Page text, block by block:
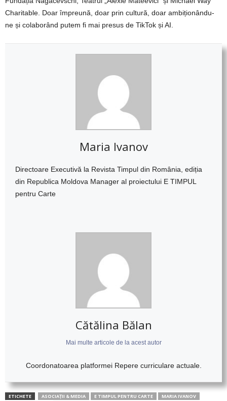
Charitable. Doar împreună, doar prin cultură, doar ambiționându-
ne și colaborând putem fi mai presus de TikTok și AI.
Maria Ivanov
Directoare Executivă la Revista Timpul din România, ediția
din Republica Moldova Manager al proiectului E TIMPUL
pentru Carte
Cătălina Bălan
Mai multe articole de la acest autor
Coordonatoarea platformei Repere curriculare actuale.
ETICHETE ASOCIAȚII & MEDIA E TIMPUL PENTRU CARTE
MARIA IVANOV